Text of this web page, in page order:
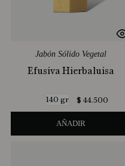
Jabón Sólido Vegetal
Efusiva Hierbaluisa
140 gr $ 44.500
AÑADIR